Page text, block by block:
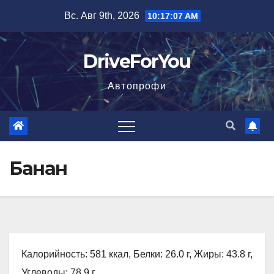
содержимому
Вс. Авг 9th, 2026 10:17:08 AM
DriveForYou
Автопрофи
Банан
Калорийность: 581 ккал, Белки: 26.0 г, Жиры: 43.8 г,